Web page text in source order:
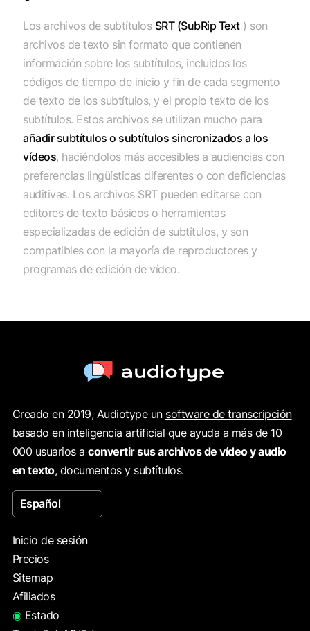
Los archivos de subtítulos SRT (SubRip Text) son
archivos de texto sin formato que contienen
información sobre los subtítulos, incluidos los
códigos de tiempo de inicio y fin de cada segmento
de texto de los subtítulos, y el propio texto de los
subtítulos. Estos archivos se utilizan mucho para
añadir subtítulos o subtítulos sincronizados a los
vídeos, haciéndolos más accesibles a audiencias con
preferencias lingüísticas diferentes o con deficiencias
auditivas. Los archivos SRT pueden editarse con
editores de texto básicos o herramientas
especializadas de edición de subtítulos, y son
compatibles con la mayoría de reproductores y
programas de edición de vídeo.
Creado en 2019, Audiotype un software de transcripción
basado en inteligencia artificial que ayuda a más de 10
000 usuarios aconvertir sus archivos de vídeo y audio
en texto, documentos y subtítulos.
Español
Inicio de sesión
Precios
Sitemap
Afiliados
◉ Estado